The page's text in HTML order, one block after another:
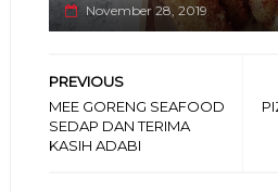
November 28, 2019
PREVIOUS
MEE GORENG SEAFOOD
SEDAP DAN TERIMA
KASIH ADABI